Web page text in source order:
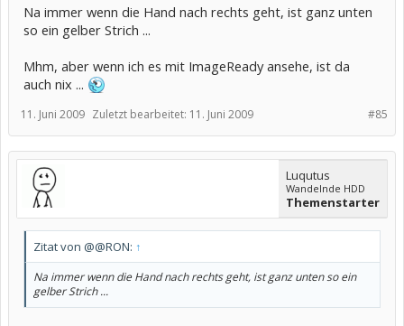
Na immer wenn die Hand nach rechts geht, ist ganz unten
so ein gelber Strich ...
Mhm, aber wenn ich es mit ImageReady ansehe, ist da
auch nix ...
#85
11. Juni 2009 Zuletzt bearbeitet: 11. Juni 2009
Luqutus
Wandelnde HDD
Themenstarter
Zitat von @@RON: ↑
Na immer wenn die Hand nach rechts geht, ist ganz unten so ein
gelber Strich ...